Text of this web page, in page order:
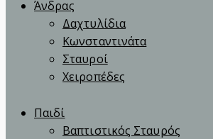
Άνδρας
Δαχτυλίδια
Κωνσταντινάτα
Σταυροί
Χειροπέδες
Παιδί
Βαπτιστικός Σταυρός